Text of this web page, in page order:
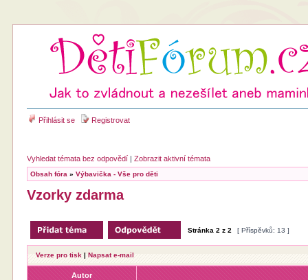
Přihlásit se Registrovat
Vyhledat témata bez odpovědí |Zobrazit aktivní témata
Obsah fóra »Výbavička - Vše pro děti
Vzorky zdarma
Stránka2 z2 [ Příspěvků: 13 ]
Verze pro tisk |Napsat e-mail
Autor